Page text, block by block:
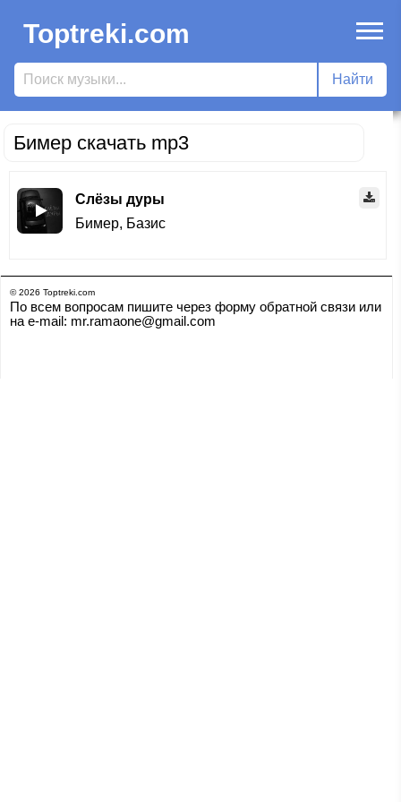
Toptreki.com
Бимер скачать mp3
Слёзы дуры
Бимер, Базис
© 2026 Toptreki.com
По всем вопросам пишите через форму обратной связи или
на e-mail: mr.ramaone@gmail.com